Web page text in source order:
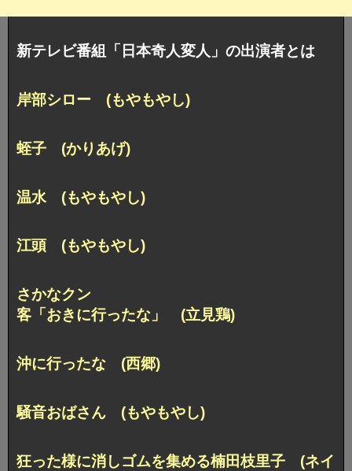
新テレビ番組「日本奇人変人」の出演者とは
岸部シロー (もやもやし)
蛭子 (かりあげ)
温水 (もやもやし)
江頭 (もやもやし)
さかなクン
客「おきに行ったな」 (立見鶏)
沖に行ったな (西郷)
騒音おばさん (もやもやし)
狂った様に消しゴムを集める楠田枝里子 (ネイ